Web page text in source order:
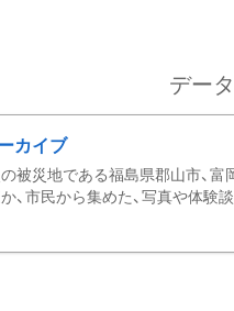
デー
カイブ
被災地である福島県郡山市、富
、市民から集めた、写真や体験談